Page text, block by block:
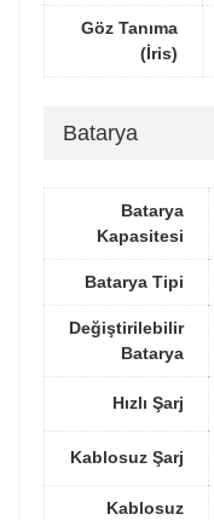
Göz Tanıma
(İris)
Batarya
Batarya
Kapasitesi
Batarya Tipi
Değiştirilebilir
Batarya
Hızlı Şarj
Kablosuz Şarj
Kablosuz